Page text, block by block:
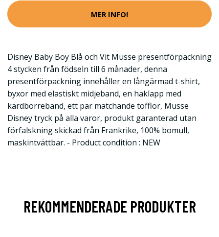
MER INFO!
Disney Baby Boy Blå och Vit Musse presentförpackning
4 stycken från födseln till 6 månader, denna
presentförpackning innehåller en långärmad t-shirt,
byxor med elastiskt midjeband, en haklapp med
kardborreband, ett par matchande tofflor, Musse
Disney tryck på alla varor, produkt garanterad utan
förfalskning skickad från Frankrike, 100% bomull,
maskintvättbar. - Product condition : NEW
REKOMMENDERADE PRODUKTER